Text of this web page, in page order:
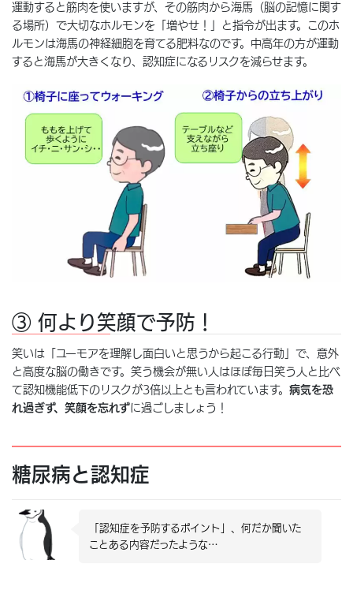
運動すると筋肉を使いますが、その筋肉から海馬（脳の記憶に関す
る場所）で大切なホルモンを「増やせ！」と指令が出ます。このホ
ルモンは海馬の神経細胞を育てる肥料なのです。中高年の方が運動
すると海馬が大きくなり、認知症になるリスクを減らせます。
③ 何より笑顔で予防！
笑いは「ユーモアを理解し面白いと思うから起こる行動」で、意外
と高度な脳の働きです。笑う機会が無い人はほぼ毎日笑う人と比べ
て認知機能低下のリスクが3倍以上とも言われています。 病気を恐
れ過ぎず、笑顔を忘れずに過ごしましょう！
糖尿病と認知症
「認知症を予防するポイント」、何だか聞いた
ことある内容だったような…